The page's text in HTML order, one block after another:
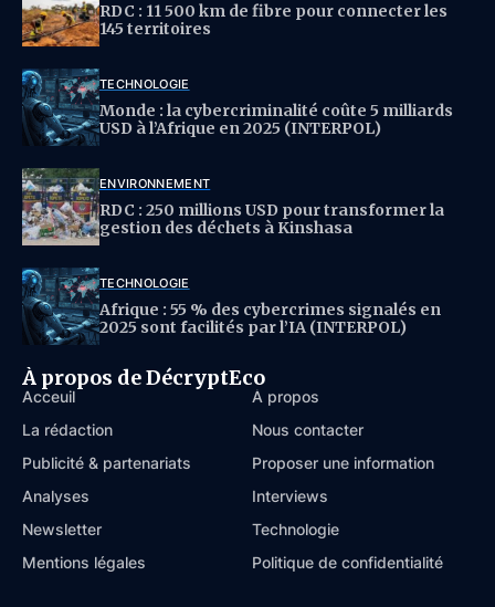
RDC : 11 500 km de fibre pour connecter les
145 territoires
TECHNOLOGIE
Monde : la cybercriminalité coûte 5 milliards
USD à l’Afrique en 2025 (INTERPOL)
ENVIRONNEMENT
RDC : 250 millions USD pour transformer la
gestion des déchets à Kinshasa
TECHNOLOGIE
Afrique : 55 % des cybercrimes signalés en
2025 sont facilités par l’IA (INTERPOL)
À propos de DécryptEco
Acceuil
À propos
La rédaction
Nous contacter
Publicité & partenariats
Proposer une information
Analyses
Interviews
Newsletter
Technologie
Mentions légales
Politique de confidentialité